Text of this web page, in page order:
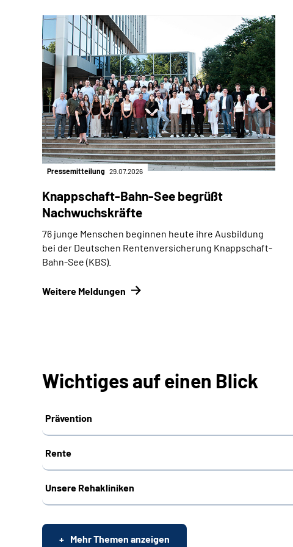
Pressemitteilung 29.07.2026
Knappschaft-Bahn-See begrüßt
Nachwuchskräfte
76 junge Menschen beginnen heute ihre Ausbildung
bei der Deutschen Rentenversicherung Knappschaft-
Bahn-See (KBS).
Weitere Meldungen
Wichtiges auf einen Blick
Prävention
Rente
Unsere Rehakliniken
Mehr Themen anzeigen